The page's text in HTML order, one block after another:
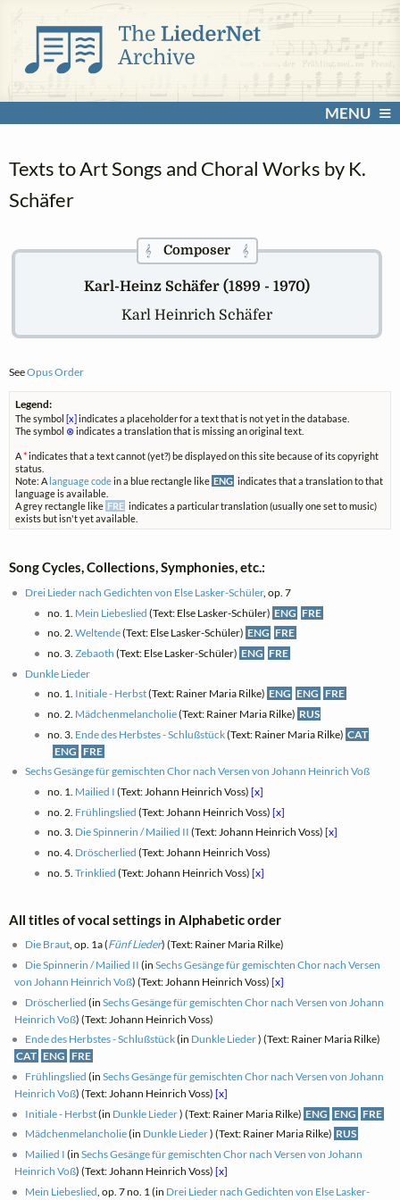
MENU
Texts to Art Songs and Choral Works by K.
Schäfer
𝄞Composer 𝄞
Karl-Heinz Schäfer (1899 - 1970)
Karl Heinrich Schäfer
SeeOpus Order
Legend:
The symbol[x]indicates a placeholder for a text that is not yet in the database.
The symbol ⊗indicates a translation that is missing an original text.
A*indicates that a text cannot (yet?) be displayed on this site because of its copyright
status.
Note: A language codein a blue rectangle like ENG indicates that a translation to that
language is available.
A grey rectangle like FRE indicates a particular translation (usually one set to music)
exists but isn't yet available.
Song Cycles, Collections, Symphonies, etc.:
Drei Lieder nach Gedichten von Else Lasker-Schüler, op. 7
no. 1. Mein Liebeslied (Text: Else Lasker-Schüler) ENG FRE
no. 2. Weltende(Text: Else Lasker-Schüler) ENG FRE
no. 3. Zebaoth (Text: Else Lasker-Schüler) ENG FRE
Dunkle Lieder
no. 1. Initiale - Herbst(Text: Rainer Maria Rilke) ENG ENG FRE
no. 2. Mädchenmelancholie(Text: Rainer Maria Rilke) RUS
no. 3. Ende des Herbstes - Schlußstück(Text: Rainer Maria Rilke) CAT
ENG FRE
Sechs Gesänge für gemischten Chor nach Versen von Johann Heinrich Voß
no. 1. Mailied I (Text: Johann Heinrich Voss) [x]
no. 2. Frühlingslied (Text: Johann Heinrich Voss) [x]
no. 3. Die Spinnerin / Mailied II (Text: Johann Heinrich Voss) [x]
no. 4. Dröscherlied (Text: Johann Heinrich Voss)
no. 5. Trinklied (Text: Johann Heinrich Voss) [x]
All titles of vocal settings in Alphabetic order
Die Braut, op. 1a (Fünf Lieder) (Text: Rainer Maria Rilke)
Die Spinnerin / Mailied II (inSechs Gesänge für gemischten Chor nach Versen
von Johann Heinrich Voß) (Text: Johann Heinrich Voss)[x]
Dröscherlied (inSechs Gesänge für gemischten Chor nach Versen von Johann
Heinrich Voß) (Text: Johann Heinrich Voss)
Ende des Herbstes - Schlußstück(in Dunkle Lieder) (Text: Rainer Maria Rilke)
CAT ENG FRE
Frühlingslied (inSechs Gesänge für gemischten Chor nach Versen von Johann
Heinrich Voß) (Text: Johann Heinrich Voss)[x]
Initiale - Herbst(in Dunkle Lieder) (Text: Rainer Maria Rilke) ENG ENG FRE
Mädchenmelancholie(in Dunkle Lieder) (Text: Rainer Maria Rilke) RUS
Mailied I (inSechs Gesänge für gemischten Chor nach Versen von Johann
Heinrich Voß) (Text: Johann Heinrich Voss)[x]
Mein Liebeslied , op. 7 no. 1 (in Drei Lieder nach Gedichten von Else Lasker-